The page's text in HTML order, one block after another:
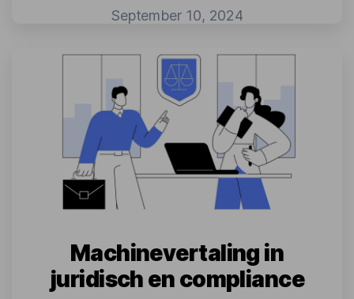
September 10, 2024
Machinevertaling in
juridisch en compliance